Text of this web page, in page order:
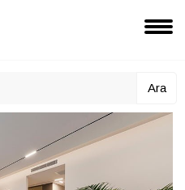
Ara